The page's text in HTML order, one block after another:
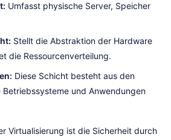
Umfasst physische Server, Speicher
Stellt die Abstraktion der Hardware
die Ressourcenverteilung.
Diese Schicht besteht aus den
Betriebssysteme und Anwendungen
Virtualisierung ist die Sicherheit durch